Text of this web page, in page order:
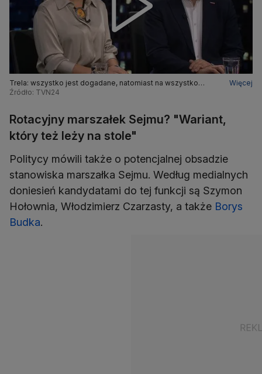
Trela: wszystko jest dogadane, natomiast na wszystko
przyjdzie odpowiedni czas
Więcej
Źródło: TVN24
Rotacyjny marszałek Sejmu? "Wariant,
który też leży na stole"
Politycy mówili także o potencjalnej obsadzie
stanowiska marszałka Sejmu. Według medialnych
doniesień kandydatami do tej funkcji są Szymon
Hołownia, Włodzimierz Czarzasty, a także Borys
Budka.